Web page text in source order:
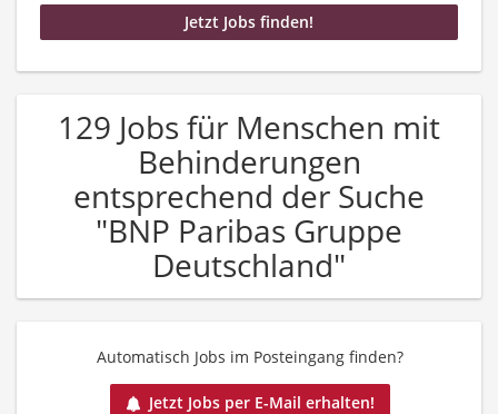
129 Jobs für Menschen mit
Behinderungen
entsprechend der Suche
"BNP Paribas Gruppe
Deutschland"
Automatisch Jobs im Posteingang finden?
Jetzt Jobs per E-Mail erhalten!